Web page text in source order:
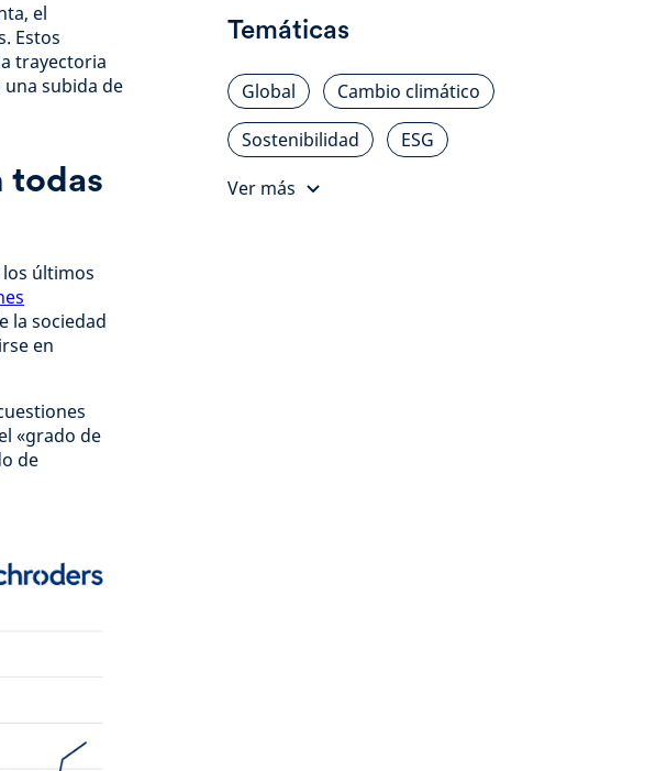
el
Estos
trayectoria
subida de
todas
últimos
la sociedad
en
«grado de
de
Temáticas
Global
Cambio climático
Sostenibilidad
ESG
Ver más